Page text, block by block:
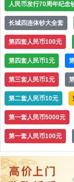
人民币发行70周年纪念
长城四连体钞大全套
第四套人民币100元
第四套人民币1元
第三套人民币1元
第二套人民币10元
第一套人民币5000元
第一套人民币100元